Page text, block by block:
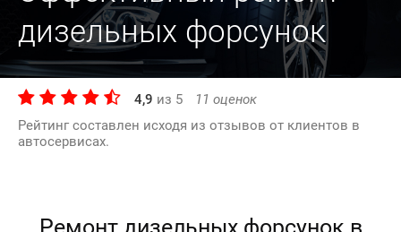
дизельных форсунок
4,9 из 5 11 оценок
Рейтинг составлен исходя из отзывов от клиентов в
автосервисах.